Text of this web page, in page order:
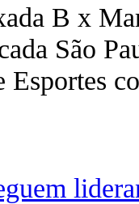
B x
São
Esportes